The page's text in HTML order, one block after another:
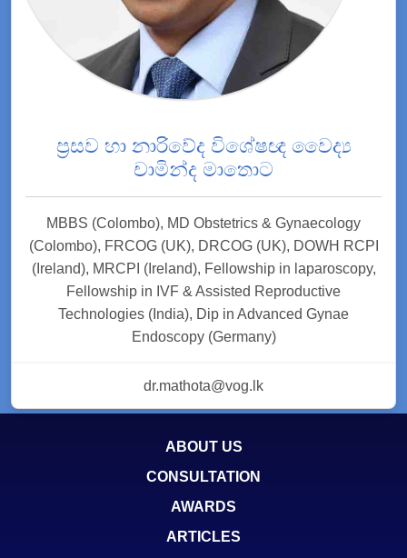
ප්‍රසව හා නාරිවේද විශේෂඥ වෛද්‍ය
චාමින්ද මාතොට
MBBS (Colombo), MD Obstetrics & Gynaecology
(Colombo), FRCOG (UK), DRCOG (UK), DOWH RCPI
(Ireland), MRCPI (Ireland), Fellowship in laparoscopy,
Fellowship in IVF & Assisted Reproductive
Technologies (India), Dip in Advanced Gynae
Endoscopy (Germany)
dr.mathota@vog.lk
ABOUT US
CONSULTATION
AWARDS
ARTICLES